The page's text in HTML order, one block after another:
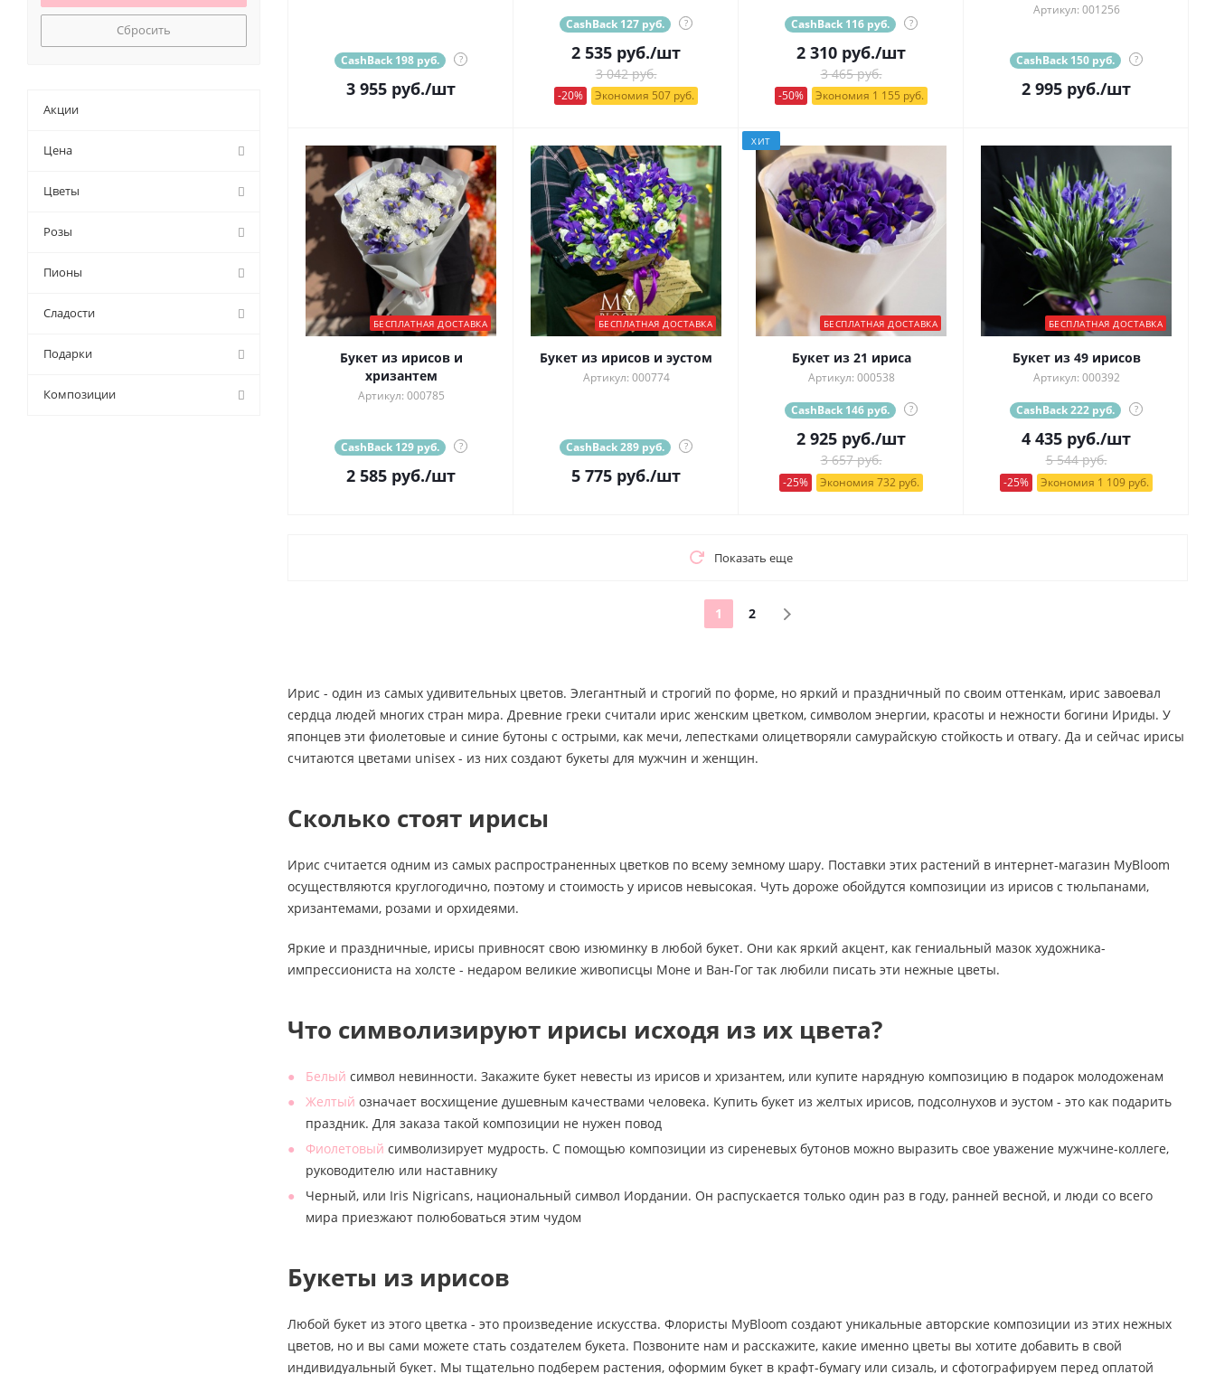
CashBack 198 руб. ?
3 955 руб./шт
CashBack 127 руб. ?
2 535 руб./шт
3 042 руб.
-20% Экономия 507 руб.
CashBack 116 руб. ?
2 310 руб./шт
3 465 руб.
-50% Экономия 1 155 руб.
Артикул: 001256
CashBack 150 руб. ?
2 995 руб./шт
БЕСПЛАТНАЯ ДОСТАВКА
Букет из ирисов и
хризантем
Артикул: 000785
CashBack 129 руб. ?
2 585 руб./шт
БЕСПЛАТНАЯ ДОСТАВКА
Букет из ирисов и эустом
Артикул: 000774
CashBack 289 руб. ?
5 775 руб./шт
ХИТ
БЕСПЛАТНАЯ ДОСТАВКА
Букет из 21 ириса
Артикул: 000538
CashBack 146 руб. ?
2 925 руб./шт
3 657 руб.
-25% Экономия 732 руб.
БЕСПЛАТНАЯ ДОСТАВКА
Букет из 49 ирисов
Артикул: 000392
CashBack 222 руб. ?
4 435 руб./шт
5 544 руб.
-25% Экономия 1 109 руб.
Показать еще
1 2
Ирис - один из самых удивительных цветов. Элегантный и строгий по форме, но яркий и праздничный по своим оттенкам, ирис завоевал
сердца людей многих стран мира. Древние греки считали ирис женским цветком, символом энергии, красоты и нежности богини Ириды. У
японцев эти фиолетовые и синие бутоны с острыми, как мечи, лепестками олицетворяли самурайскую стойкость и отвагу. Да и сейчас ирисы
считаются цветами unisex - из них создают букеты для мужчин и женщин.
Сколько стоят ирисы
Ирис считается одним из самых распространенных цветков по всему земному шару. Поставки этих растений в интернет-магазин MyBloom
осуществляются круглогодично, поэтому и стоимость у ирисов невысокая. Чуть дороже обойдутся композиции из ирисов с тюльпанами,
хризантемами, розами и орхидеями.
Яркие и праздничные, ирисы привносят свою изюминку в любой букет. Они как яркий акцент, как гениальный мазок художника-
импрессиониста на холсте - недаром великие живописцы Моне и Ван-Гог так любили писать эти нежные цветы.
Что символизируют ирисы исходя из их цвета?
Белый символ невинности. Закажите букет невесты из ирисов и хризантем, или купите нарядную композицию в подарок молодоженам
Желтый означает восхищение душевным качествами человека. Купить букет из желтых ирисов, подсолнухов и эустом - это как подарить
праздник. Для заказа такой композиции не нужен повод
Фиолетовый символизирует мудрость. С помощью композиции из сиреневых бутонов можно выразить свое уважение мужчине-коллеге,
руководителю или наставнику
Черный, или Iris Nigricans, национальный символ Иордании. Он распускается только один раз в году, ранней весной, и люди со всего
мира приезжают полюбоваться этим чудом
Букеты из ирисов
Любой букет из этого цветка - это произведение искусства. Флористы MyBloom создают уникальные авторские композиции из этих нежных
цветов, но и вы сами можете стать создателем букета. Позвоните нам и расскажите, какие именно цветы вы хотите добавить в свой
индивидуальный букет. Мы тщательно подберем растения, оформим букет в крафт-бумагу или сизаль, и сфотографируем перед оплатой
Сбросить
Акции
Цена
Цветы
Розы
Пионы
Сладости
Подарки
Композиции